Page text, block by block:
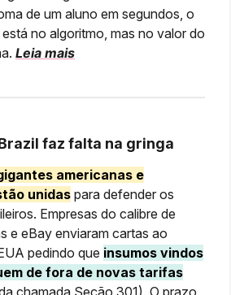
de um aluno em segundos, o
no algoritmo, mas no valor do
Leia mais
faz falta na gringa
americanas e
unidas para defender os
Empresas do calibre de
e eBay enviaram cartas ao
pedindo que insumos vindos
de fora de novas tarifas